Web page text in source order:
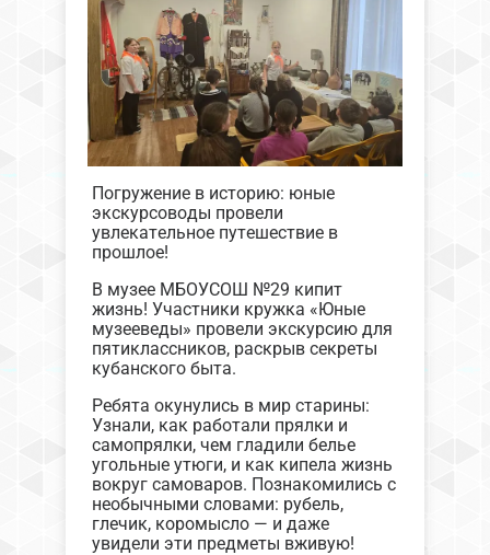
Погружение в историю: юные
экскурсоводы провели
увлекательное путешествие в
прошлое!
В музее МБОУСОШ №29 кипит
жизнь! Участники кружка «Юные
музееведы» провели экскурсию для
пятиклассников, раскрыв секреты
кубанского быта.
Ребята окунулись в мир старины:
Узнали, как работали прялки и
самопрялки, чем гладили белье
угольные утюги, и как кипела жизнь
вокруг самоваров. Познакомились с
необычными словами: рубель,
глечик, коромысло — и даже
увидели эти предметы вживую!